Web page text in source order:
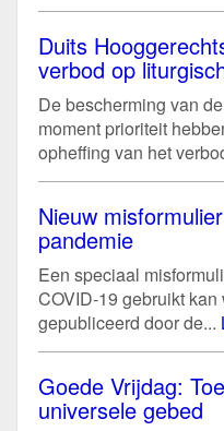
Duits
verbod op
De bescherming van
moment prioriteit
opheffing van het
Nieuw
pandemie
Een speciaal
COVID-19 gebruikt
gepubliceerd door de...
Goede Vrijdag:
universele gebed